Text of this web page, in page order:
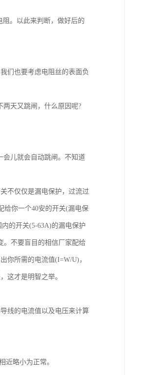
。以此来判断，做好后的
们也要考虑电阻丝的表面负
天又跳闸，什么原因呢?
会儿就会自动跳闸。不知道
不仅仅是漏电保护，过流过
给你一个40安的开关(漏电保
的开关(5-63A)的漏电保护
。不要盲目的相信厂家配给
你所需的电流值(I=W/U)，
这才是明智之举。
线的电流值以及电压来计算
近略小为正常。